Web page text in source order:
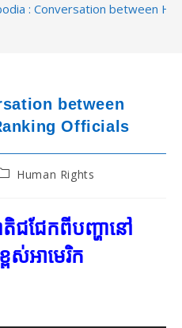
: Conversation between
between
Officials
Human Rights
តិ​ជជែក​ពី​បញ្ហា​នៅ​
ពស់​អាមេរិក